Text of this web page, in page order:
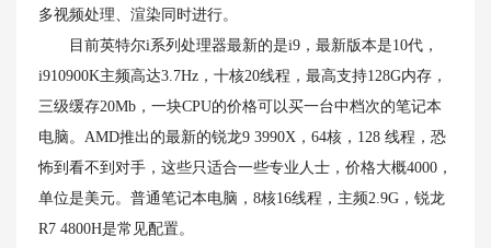
多视频处理、渲染同时进行。
目前英特尔i系列处理器最新的是i9，最新版本是10代，
i910900K主频高达3.7Hz，十核20线程，最高支持128G内存，
三级缓存20Mb，一块CPU的价格可以买一台中档次的笔记本
电脑。AMD推出的最新的锐龙9 3990X，64核，128 线程，恐
怖到看不到对手，这些只适合一些专业人士，价格大概4000，
单位是美元。普通笔记本电脑，8核16线程，主频2.9G，锐龙
R7 4800H是常见配置。